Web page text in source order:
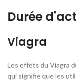
Durée
Viagra
Les effets du Viagra
qui signifie que les